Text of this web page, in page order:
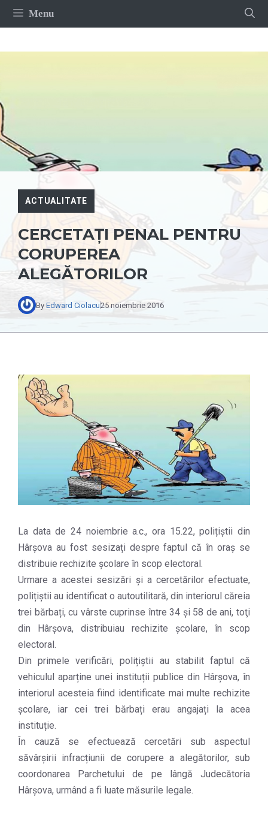
Sari
Menu
ACTUALITATE
CERCETAȚI PENAL PENTRU
CORUPEREA
ALEGĂTORILOR
By Edward Ciolacu25 noiembrie 2016
La data de 24 noiembrie a.c., ora 15.22, polițiștii din
Hârșova au fost sesizați despre faptul că în oraș se
distribuie rechizite școlare în scop electoral.
Urmare a acestei sesizări și a cercetărilor efectuate,
polițiștii au identificat o autoutilitară, din interiorul căreia
trei bărbați, cu vârste cuprinse între 34 și 58 de ani, toţi
din Hârșova, distribuiau rechizite școlare, în scop
electoral.
Din primele verificări, polițiștii au stabilit faptul că
vehiculul aparține unei instituții publice din Hârșova, în
interiorul acesteia fiind identificate mai multe rechizite
școlare, iar cei trei bărbați erau angajați la acea
instituție.
În cauză se efectuează cercetări sub aspectul
săvârșirii infracțiunii de corupere a alegătorilor, sub
coordonarea Parchetului de pe lângă Judecătoria
Hârșova, urmând a fi luate măsurile legale.